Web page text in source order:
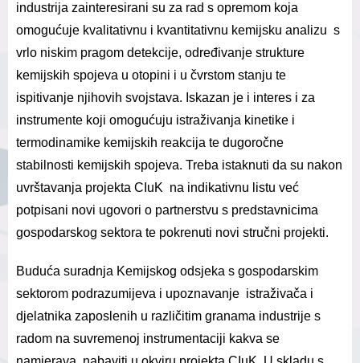
industrija zainteresirani su za rad s opremom koja
omogućuje kvalitativnu i kvantitativnu kemijsku analizu s
vrlo niskim pragom detekcije, određivanje strukture
kemijskih spojeva u otopini i u čvrstom stanju te
ispitivanje njihovih svojstava. Iskazan je i interes i za
instrumente koji omogućuju istraživanja kinetike i
termodinamike kemijskih reakcija te dugoročne
stabilnosti kemijskih spojeva. Treba istaknuti da su nakon
uvrštavanja projekta CIuK na indikativnu listu već
potpisani novi ugovori o partnerstvu s predstavnicima
gospodarskog sektora te pokrenuti novi stručni projekti.
Buduća suradnja Kemijskog odsjeka s gospodarskim
sektorom podrazumijeva i upoznavanje istraživača i
djelatnika zaposlenih u različitim granama industrije s
radom na suvremenoj instrumentaciji kakva se